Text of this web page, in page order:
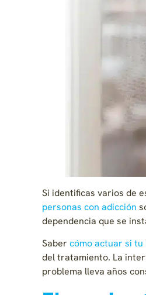
Si identificas varios de
personas con adicción
dependencia que se
Saber cómo actuar si tu
del tratamiento. La
problema lleva años